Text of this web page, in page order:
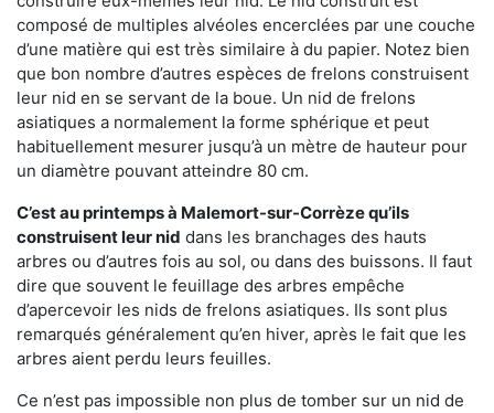
composé de multiples alvéoles encerclées par une couche
d’une matière qui est très similaire à du papier. Notez bien
que bon nombre d’autres espèces de frelons construisent
leur nid en se servant de la boue. Un nid de frelons
asiatiques a normalement la forme sphérique et peut
habituellement mesurer jusqu’à un mètre de hauteur pour
un diamètre pouvant atteindre 80 cm.
C’est au printemps à Malemort-sur-Corrèze qu’ils
construisent leur nid dans les branchages des hauts
arbres ou d’autres fois au sol, ou dans des buissons. Il faut
dire que souvent le feuillage des arbres empêche
d’apercevoir les nids de frelons asiatiques. Ils sont plus
remarqués généralement qu’en hiver, après le fait que les
arbres aient perdu leurs feuilles.
Ce n’est pas impossible non plus de tomber sur un nid de